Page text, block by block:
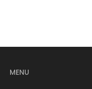
MENU